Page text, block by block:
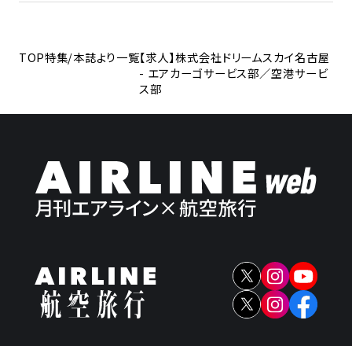
TOP特集/本誌より一覧【求人】株式会社ドリームスカイ名古屋
- エアカーゴサービス部／空港サービ
ス部